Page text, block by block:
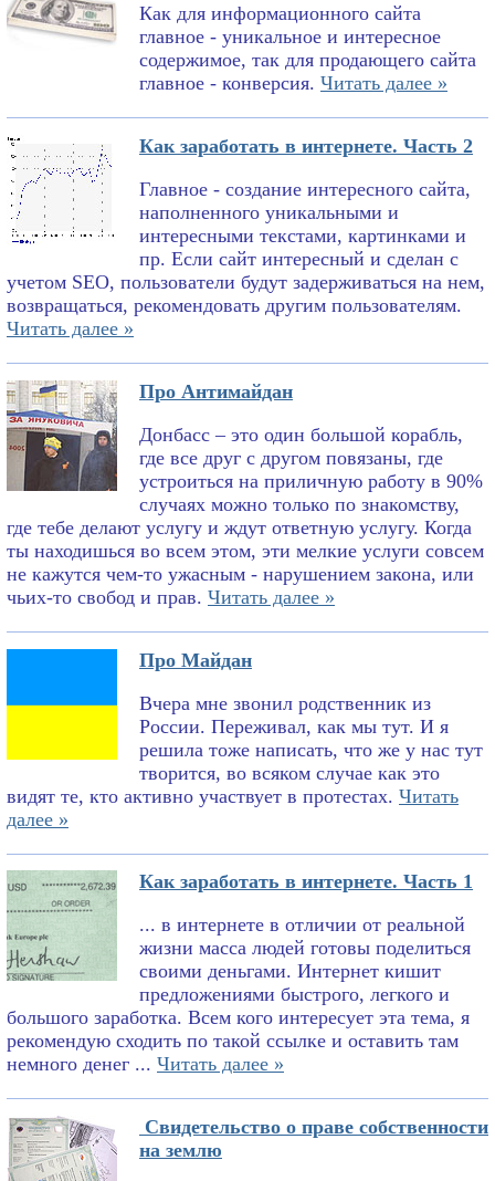
Как для информационного сайта
главное - уникальное и интересное
содержимое, так для продающего сайта
главное - конверсия. Читать далее »
Как заработать в интернете. Часть 2
Главное - создание интересного сайта,
наполненного уникальными и
интересными текстами, картинками и
пр. Если сайт интересный и сделан с
учетом SEO, пользователи будут задерживаться на нем,
возвращаться, рекомендовать другим пользователям.
Читать далее »
Про Антимайдан
Донбасс – это один большой корабль,
где все друг с другом повязаны, где
устроиться на приличную работу в 90%
случаях можно только по знакомству,
где тебе делают услугу и ждут ответную услугу. Когда
ты находишься во всем этом, эти мелкие услуги совсем
не кажутся чем-то ужасным - нарушением закона, или
чьих-то свобод и прав. Читать далее »
Про Майдан
Вчера мне звонил родственник из
России. Переживал, как мы тут. И я
решила тоже написать, что же у нас тут
творится, во всяком случае как это
видят те, кто активно участвует в протестах. Читать
далее »
Как заработать в интернете. Часть 1
... в интернете в отличии от реальной
жизни масса людей готовы поделиться
своими деньгами. Интернет кишит
предложениями быстрого, легкого и
большого заработка. Всем кого интересует эта тема, я
рекомендую сходить по такой ссылке и оставить там
немного денег ... Читать далее »
Свидетельство о праве собственности
на землю